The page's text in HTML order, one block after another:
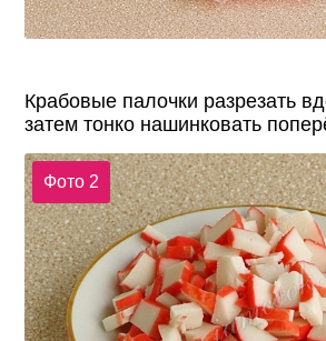
Крабовые палочки разрезать
затем тонко нашинковать
Фото 2